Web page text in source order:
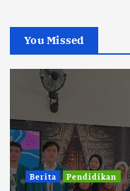
You Missed
Berita Pendidikan